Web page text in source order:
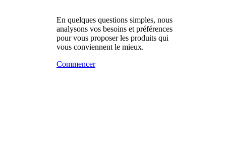
En quelques questions simples, nous
analysons vos besoins et préférences
pour vous proposer les produits qui
vous conviennent le mieux.
Commencer